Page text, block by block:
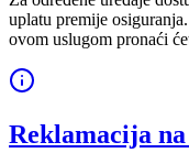
uplatu premije
ovom uslugom pronaći
Reklamacija